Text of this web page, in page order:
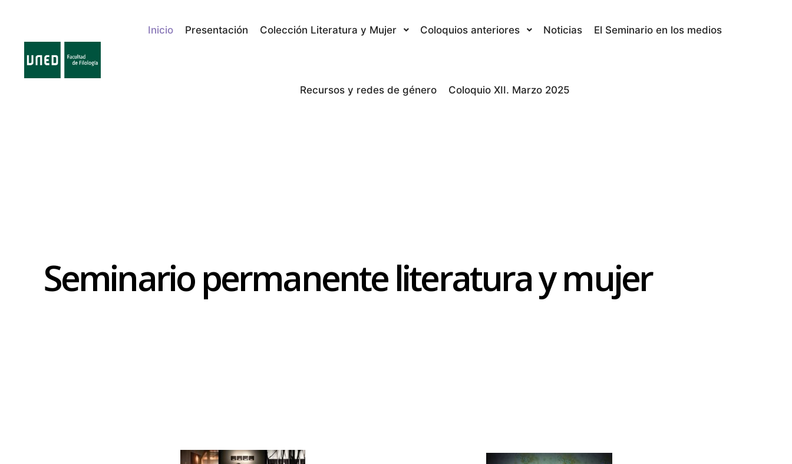
Inicio Presentación Colección Literatura y Mujer Coloquios anteriores Noticias El Seminario en los medios
Recursos y redes de género Coloquio XII. Marzo 2025
Seminario permanente literatura y mujer